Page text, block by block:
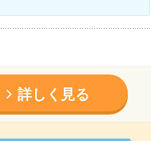
詳しく見る